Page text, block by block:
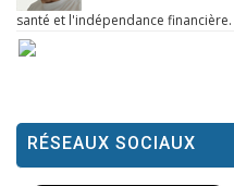
santé et l'indépendance financière.
RÉSEAUX SOCIAUX